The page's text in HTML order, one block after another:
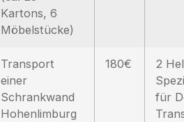
Kartons, 6
Möbelstücke)
Transport
einer
Schrankwand
Hohenlimburg
180€
2
für